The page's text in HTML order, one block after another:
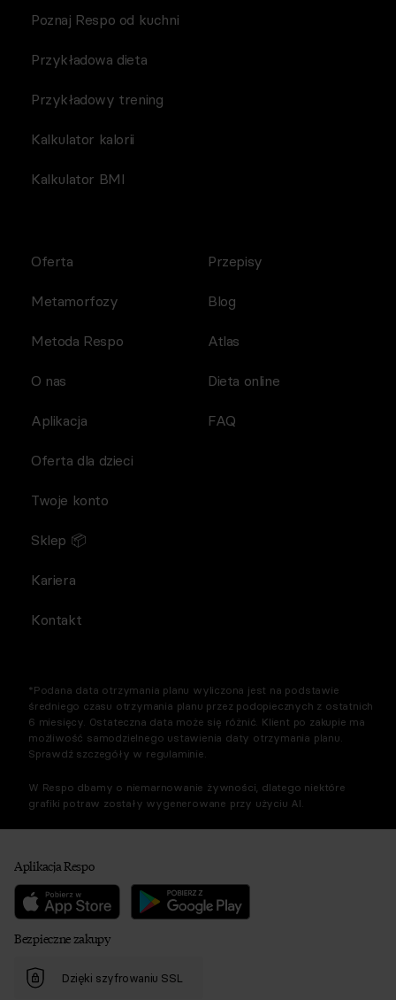
Poznaj Respo od kuchni
Przykładowa dieta
Przykładowy trening
Kalkulator kalorii
Kalkulator BMI
Oferta
Metamorfozy
Metoda Respo
O nas
Aplikacja
Przepisy
Blog
Atlas
Dieta online
FAQ
Oferta dla dzieci
Twoje konto
Sklep 📦
Kariera
Kontakt
*Podana data otrzymania planu wyliczona jest na podstawie
średniego czasu otrzymania planu przez podopiecznych z ostatnich
6 miesięcy. Ostateczna data może się różnić. Klient po zakupie ma
możliwość samodzielnego ustawienia daty otrzymania planu.
Sprawdź szczegóły w regulaminie.
W Respo dbamy o niemarnowanie żywności, dlatego niektóre
grafiki potraw zostały wygenerowane przy użyciu AI.
Aplikacja Respo
Bezpieczne zakupy
Dzięki szyfrowaniu SSL